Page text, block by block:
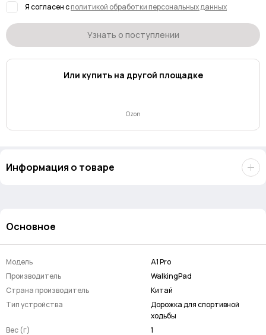
Я согласен сполитикой обработки персональных данных
Узнать о поступлении
Или купить на другой площадке
Ozon
Информация о товаре
Основное
Модель
A1 Pro
Производитель
WalkingPad
Страна производитель
Китай
Тип устройства
Дорожка для спортивной
ходьбы
Вес (г)
1